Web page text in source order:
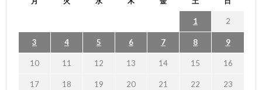
1 2
3 4 5 6 7 8 9
10 11 12 13 14 15 16
17 18 19 20 21 22 23